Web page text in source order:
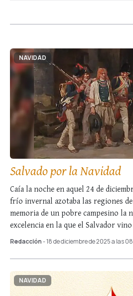
NAVIDAD
Salvado por la Navidad
Caía la noche en aquel 24 de
frío invernal azotaba las regiones
memoria de un pobre campesino la
excelencia en la que el Salvador
Redacción- 18 de diciembre de 2025 a las
NAVIDAD